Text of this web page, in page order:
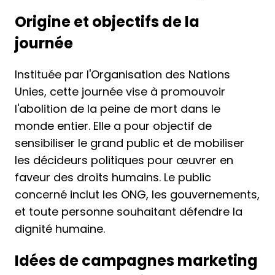
Origine et objectifs de la
journée
Instituée par l'Organisation des Nations
Unies, cette journée vise à promouvoir
l'abolition de la peine de mort dans le
monde entier. Elle a pour objectif de
sensibiliser le grand public et de mobiliser
les décideurs politiques pour œuvrer en
faveur des droits humains. Le public
concerné inclut les ONG, les gouvernements,
et toute personne souhaitant défendre la
dignité humaine.
Idées de campagnes marketing